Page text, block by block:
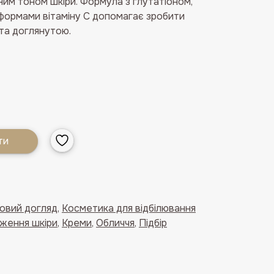
вітаміну С допомагає зробити
доглянутою.
догляд, Косметика для відбілювання
шкіри, Креми, Обличчя, Підбір